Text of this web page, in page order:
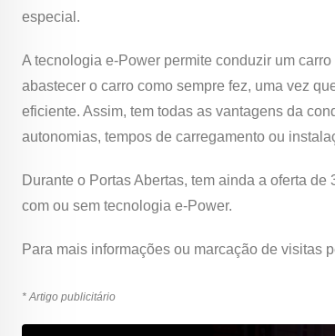
especial.
A tecnologia e-Power permite conduzir um
abastecer o carro como sempre fez, uma vez
eficiente. Assim, tem todas as vantagens da
autonomias, tempos de carregamento ou
Durante o Portas Abertas, tem ainda a oferta
com ou sem tecnologia e-Power.
Para mais informações ou marcação de visitas
* Artigo publicitário